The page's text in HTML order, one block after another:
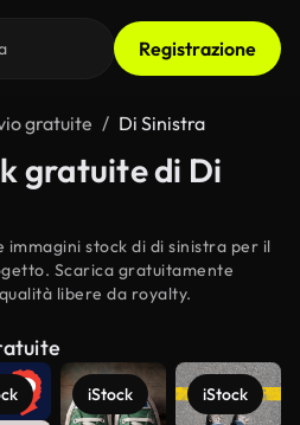
Registrazione
gratuite Di Sinistra
gratuite di Di
immagini stock di di sinistra per il
Scarica gratuitamente
libere da royalty.
iStock iStock